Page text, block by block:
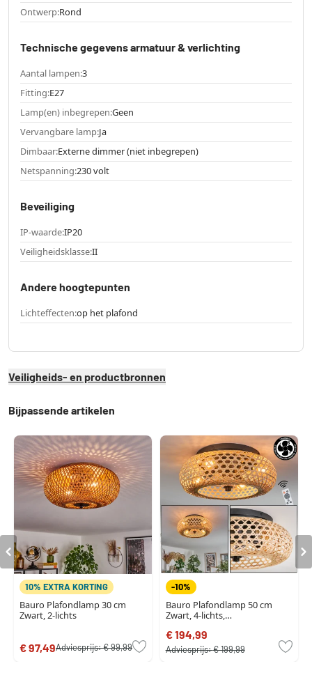
Ontwerp:Rond
Technische gegevens armatuur & verlichting
Aantal lampen:3
Fitting:E27
Lamp(en) inbegrepen:Geen
Vervangbare lamp:Ja
Dimbaar:Externe dimmer (niet inbegrepen)
Netspanning:230 volt
Beveiliging
IP-waarde:IP20
Veiligheidsklasse:II
Andere hoogtepunten
Lichteffecten:op het plafond
Veiligheids- en productbronnen
Bijpassende artikelen
10% EXTRA KORTING
Bauro Plafondlamp 30 cm
Zwart, 2-lichts
€ 97,49Adviesprijs:€ 99,99
-10%
Bauro Plafondlamp 50 cm
Zwart, 4-lichts,
€ 194,99
Adviesprijs:€ 199,99